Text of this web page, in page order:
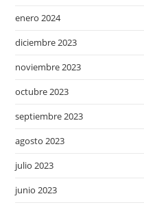
enero 2024
diciembre 2023
noviembre 2023
octubre 2023
septiembre 2023
agosto 2023
julio 2023
junio 2023